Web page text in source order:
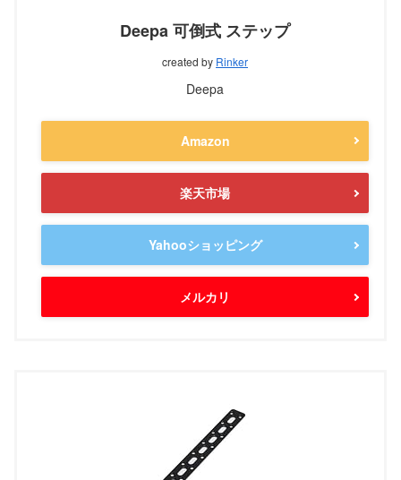
Deepa 可倒式 ステップ
created by Rinker
Deepa
Amazon
楽天市場
Yahooショッピング
メルカリ